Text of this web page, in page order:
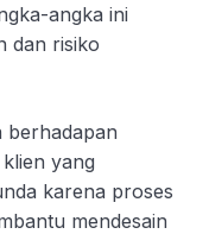
angka ini
dan risiko
berhadapan
yang
karena proses
mendesain